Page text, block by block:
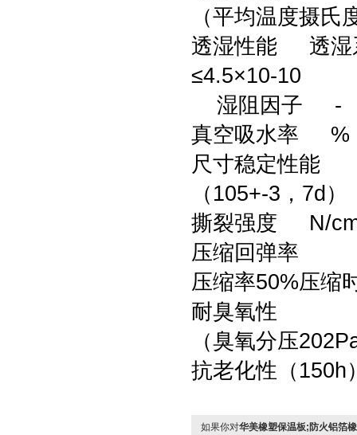
（平均温度摄
透湿性能 透湿
≤4.5×10-10
湿阻因子 -
真空吸水率
尺寸稳定性能
（105+-3，
撕裂强度 N/
压缩回弹率
压缩率50%压
耐臭氧性
（臭氧分压
抗老化性（
如果你对华美橡塑保温板;防火铝箔